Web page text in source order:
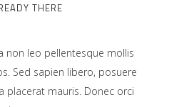
THERE
non leo pellentesque mollis
Sed sapien libero, posuere
placerat mauris. Donec orci